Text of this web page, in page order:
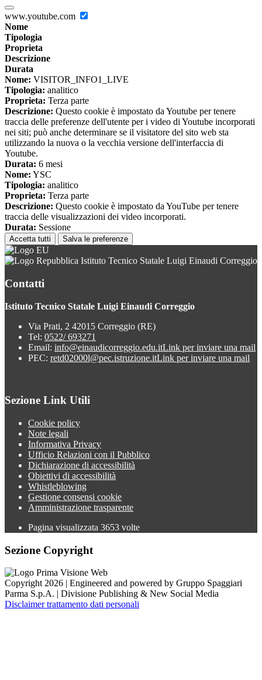
www.youtube.com
Nome
Tipologia
Proprieta
Descrizione
Durata
Nome: VISITOR_INFO1_LIVE
Tipologia: analitico
Proprieta: Terza parte
Descrizione: Questo cookie è impostato da Youtube per tenere
traccia delle preferenze dell'utente per i video di Youtube incorporati
nei siti; può anche determinare se il visitatore del sito web sta
utilizzando la nuova o la vecchia versione dell'interfaccia di
Youtube.
Durata: 6 mesi
Nome: YSC
Tipologia: analitico
Proprieta: Terza parte
Descrizione: Questo cookie è impostato da YouTube per tenere
traccia delle visualizzazioni dei video incorporati.
Durata: Sessione
Accetta tutti Salva le preferenze
Istituto Tecnico Statale Luigi Einaudi Correggio
Contatti
Istituto Tecnico Statale Luigi Einaudi Correggio
Via Prati, 2 42015 Correggio (RE)
Tel: 0522/ 693271
Email: info@einaudicorreggio.edu.itLink per inviare una mail
PEC: retd02000l@pec.istruzione.itLink per inviare una mail
Sezione Link Utili
Cookie policy
Note legali
Informativa Privacy
Ufficio Relazioni con il Pubblico
Dichiarazione di accessibilità
Obiettivi di accessibilità
Whistleblowing
Gestione consensi cookie
Amministrazione trasparente
Pagina visualizzata 3653 volte
Sezione Copyright
Copyright 2026 | Engineered and powered by Gruppo Spaggiari
Parma S.p.A. | Divisione Publishing & New Social Media
Disclaimer trattamento dati personali